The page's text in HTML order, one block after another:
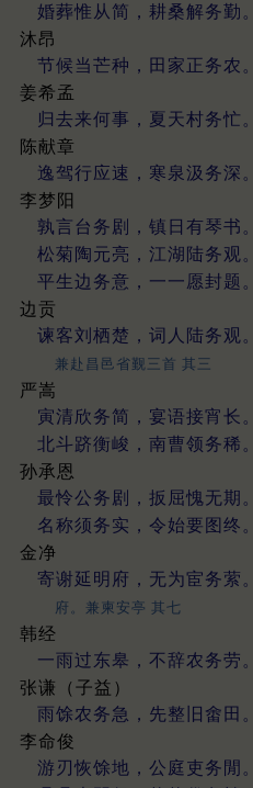
婚葬惟从简，耕桑解务勤。
沐昂
节候当芒种，田家正务农。
姜希孟
归去来何事，夏天村务忙。
陈献章
逸驾行应速，寒泉汲务深。
李梦阳
孰言台务剧，镇日有琴书。
松菊陶元亮，江湖陆务观。
平生边务意，一一愿封题。
边贡
谏客刘栖楚，词人陆务观。
兼赴昌邑省觐三首 其三
严嵩
寅清欣务简，宴语接宵长。
北斗跻衡峻，南曹领务稀。
孙承恩
最怜公务剧，扳屈愧无期。
名称须务实，令始要图终。
金净
寄谢延明府，无为宦务萦。
府。兼柬安亭 其七
韩经
一雨过东皋，不辞农务劳。
张谦（子益）
雨馀农务急，先整旧畬田。
李命俊
游刃恢馀地，公庭吏务閒。